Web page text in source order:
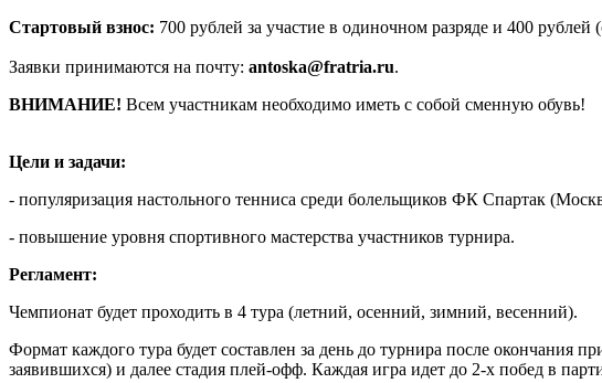
Стартовый взнос: 700 рублей за участие в одиночном разряде и 400 рублей
Заявки принимаются на почту: antoska@fratria.ru.
ВНИМАНИЕ! Всем участникам необходимо иметь с собой сменную обувь!
Цели и задачи:
- популяризация настольного тенниса среди болельщиков ФК Спартак
- повышение уровня спортивного мастерства участников турнира.
Регламент:
Чемпионат будет проходить в 4 тура (летний, осенний, зимний, весенний).
Формат каждого тура будет составлен за день до турнира после окончания
заявившихся) и далее стадия плей-офф. Каждая игра идет до 2-х побед в